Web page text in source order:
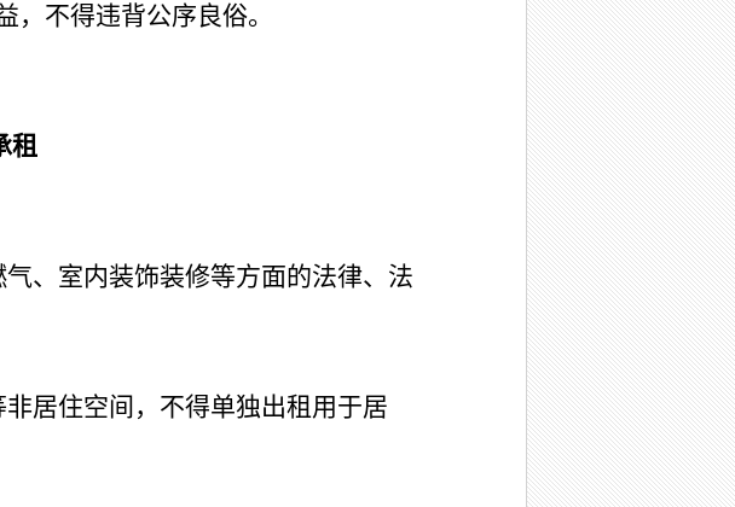
不得违背公序良俗。
租
、室内装饰装修等方面的法律、法
居住空间，不得单独出租用于居